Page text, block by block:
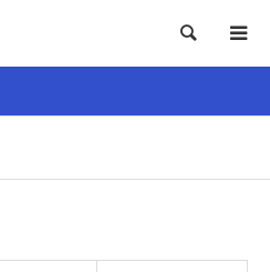
検索